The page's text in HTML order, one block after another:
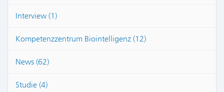
Interview (1)
Kompetenzzentrum Biointelligenz (12)
News (62)
Studie (4)